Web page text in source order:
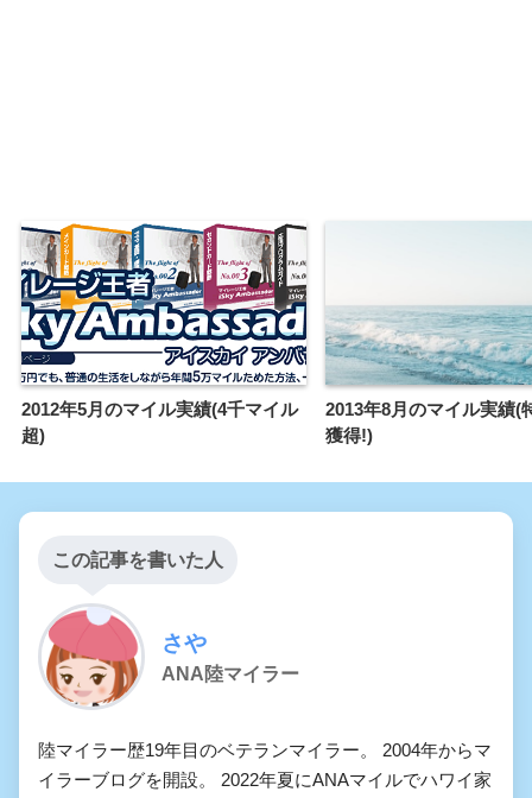
2012年5月のマイル実績(4千マイル
超)
2013年8月のマイル実績(
獲得!)
この記事を書いた人
さや
ANA陸マイラー
陸マイラー歴19年目のベテランマイラー。 2004年からマ
イラーブログを開設。 2022年夏にANAマイルでハワイ家